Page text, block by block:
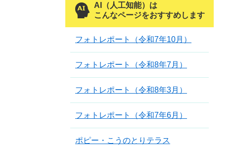
AI（人工知能）は
こんなページをおすすめします
フォトレポート（令和7年10月）
フォトレポート（令和8年7月）
フォトレポート（令和8年3月）
フォトレポート（令和7年6月）
ポピー・こうのとりテラス